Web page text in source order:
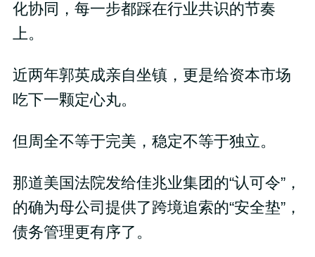
化协同，每一步都踩在行业共识的节奏
上。
近两年郭英成亲自坐镇，更是给资本市场
吃下一颗定心丸。
但周全不等于完美，稳定不等于独立。
那道美国法院发给佳兆业集团的“认可令”，
的确为母公司提供了跨境追索的“安全垫”，
债务管理更有序了。